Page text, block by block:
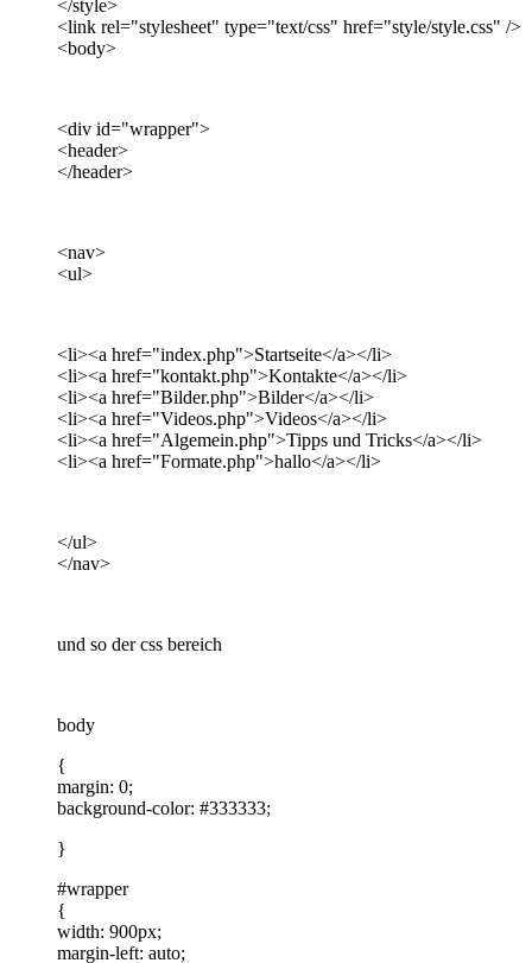
</style>
<link rel="stylesheet" type="text/css" href="style/style.css" />
<body>
<div id="wrapper">
<header>
</header>
<nav>
<ul>
<li><a href="index.php">Startseite</a></li>
<li><a href="kontakt.php">Kontakte</a></li>
<li><a href="Bilder.php">Bilder</a></li>
<li><a href="Videos.php">Videos</a></li>
<li><a href="Algemein.php">Tipps und Tricks</a></li>
<li><a href="Formate.php">hallo</a></li>
</ul>
</nav>
und so der css bereich
body
{
margin: 0;
background-color: #333333;
}
#wrapper
{
width: 900px;
margin-left: auto;